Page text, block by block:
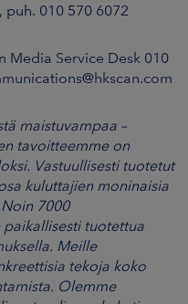
010 570 6072
Media Service Desk 010
maistuvampaa –
tavoitteemme on
Vastuullisesti tuotetut
kuluttajien moninaisia
7000
tuotettua
Meille
tekoja koko
Olemme